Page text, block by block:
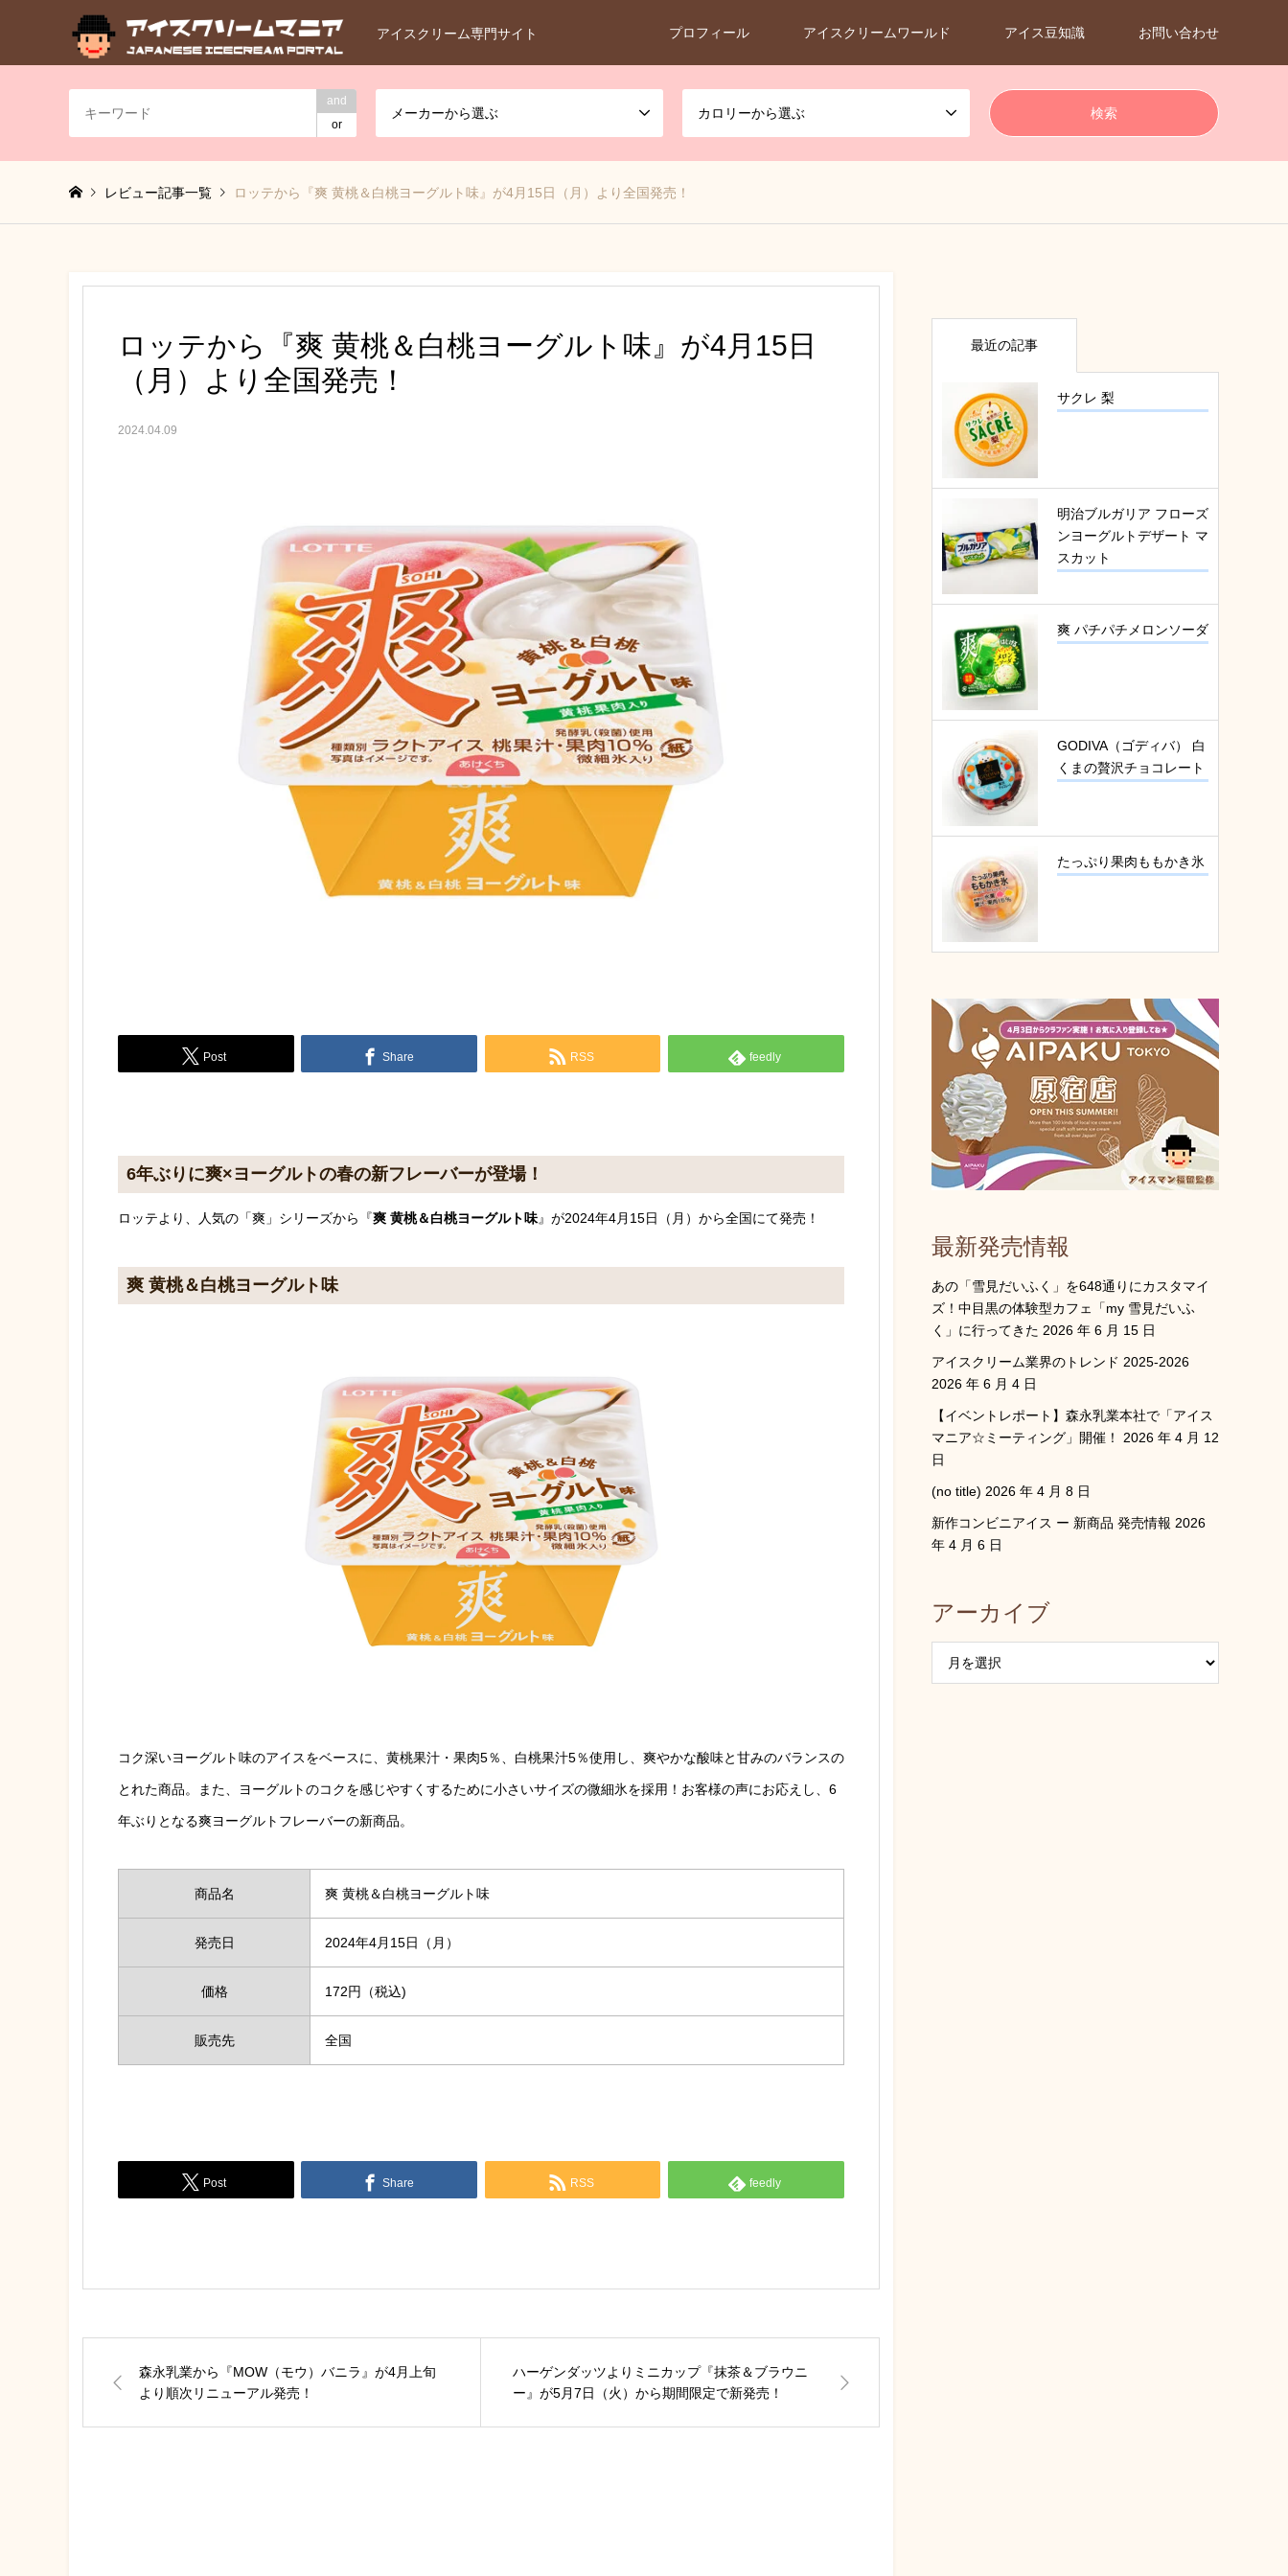
アイスクリーム専門サイト プロフィール アイスクリームワールド アイス豆知識 お問い合わせ
and
or
メーカーから選ぶ カロリーから選ぶ
レビュー記事一覧 ロッテから『爽 黄桃＆白桃ヨーグルト味』が4月15日（月）より全国発売！
ロッテから『爽 黄桃＆白桃ヨーグルト味』が4月15日
（月）より全国発売！
2024.04.09
Post Share RSS feedly
6年ぶりに爽×ヨーグルトの春の新フレーバーが登場！
ロッテより、人気の「爽」シリーズから『爽 黄桃＆白桃ヨーグルト味』が2024年4月15日（月）から全国にて発売！
爽 黄桃＆白桃ヨーグルト味
コク深いヨーグルト味のアイスをベースに、黄桃果汁・果肉5％、白桃果汁5％使用し、爽やかな酸味と甘みのバランスの
とれた商品。また、ヨーグルトのコクを感じやすくするために小さいサイズの微細氷を採用！お客様の声にお応えし、6
年ぶりとなる爽ヨーグルトフレーバーの新商品。
商品名 爽 黄桃＆白桃ヨーグルト味
発売日 2024年4月15日（月）
価格 172円（税込)
販売先 全国
Post Share RSS feedly
森永乳業から『MOW（モウ）バニラ』が4月上旬
より順次リニューアル発売！
ハーゲンダッツよりミニカップ『抹茶＆ブラウニ
ー』が5月7日（火）から期間限定で新発売！
最近の記事
サクレ 梨
明治ブルガリア フローズ
ンヨーグルトデザート マ
スカット
爽 パチパチメロンソーダ
GODIVA（ゴディバ） 白
くまの贅沢チョコレート
たっぷり果肉ももかき氷
最新発売情報
あの「雪見だいふく」を648通りにカスタマイ
ズ！中目黒の体験型カフェ「my 雪見だいふ
く」に行ってきた 2026 年 6 月 15 日
アイスクリーム業界のトレンド 2025-2026
2026 年 6 月 4 日
【イベントレポート】森永乳業本社で「アイス
マニア☆ミーティング」開催！
2026 年 4 月 12
日
(no title) 2026 年 4 月 8 日
新作コンビニアイス ー 新商品 発売情報 2026
年 4 月 6 日
アーカイブ